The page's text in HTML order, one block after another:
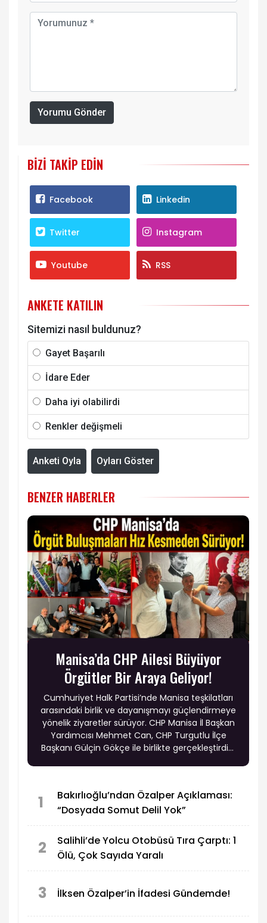
Yorumu Gönder
BIZI TAKIP EDIN
Facebook Linkedin
Twitter Instagram
Youtube RSS
ANKETE KATILIN
Sitemizi nasıl buldunuz?
Gayet Başarılı
İdare Eder
Daha iyi olabilirdi
Renkler değişmeli
Anketi Oyla Oyları Göster
BENZER HABERLER
Manisa’da CHP Ailesi Büyüyor
Örgütler Bir Araya Geliyor!
Cumhuriyet Halk Partisi’nde Manisa teşkilatları
arasındaki birlik ve dayanışmayı güçlendirmeye
yönelik ziyaretler sürüyor. CHP Manisa İl Başkan
Yardımcısı Mehmet Can, CHP Turgutlu İlçe
Başkanı Gülçin Gökçe ile birlikte gerçekleştirdiği
1
Bakırlıoğlu’ndan Özalper Açıklaması:
“Dosyada Somut Delil Yok”
2
Salihli’de Yolcu Otobüsü Tıra Çarptı: 1
Ölü, Çok Sayıda Yaralı
3 İlksen Özalper’in İfadesi Gündemde!